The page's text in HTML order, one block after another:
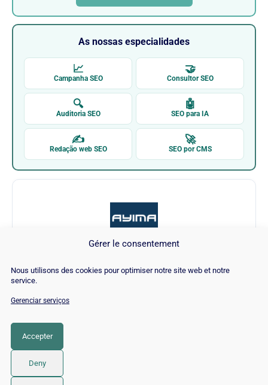
Gérer le consentement
Nous utilisons des cookies pour optimiser notre site web et notre
service.
Gerenciar serviços
Accepter
Deny
As nossas especialidades
📈
Campanha SEO
🤝
Consultor SEO
🔍
Auditoria SEO
🤖
SEO para IA
✍
Redação web SEO
🚀
SEO por CMS
Visitar Ayima - Chrome Web Store
CATEGORIA